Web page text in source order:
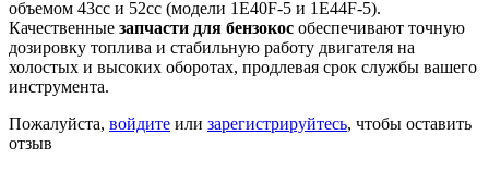
объемом 43сс и 52сс (модели 1E40F-5 и 1E44F-5).
Качественные запчасти для бензокос обеспечивают точную
дозировку топлива и стабильную работу двигателя на
холостых и высоких оборотах, продлевая срок службы вашего
инструмента.
Пожалуйста, войдите или зарегистрируйтесь, чтобы оставить
отзыв